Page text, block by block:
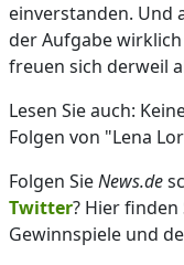
einverstanden. Und
der Aufgabe
freuen sich derweil
Lesen Sie auch:
Folgen von "Lena
Folgen SieNews.de
Twitter? Hier
Gewinnspiele und